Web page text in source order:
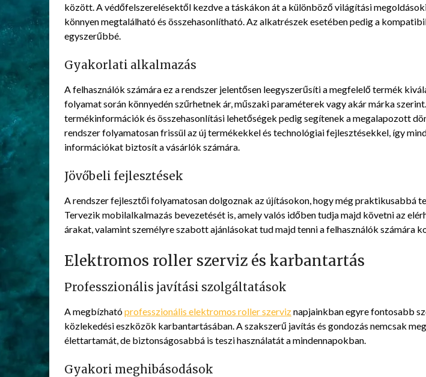
között. A védőfelszerelésektől kezdve a táskákon át a különböző világítási
könnyen megtalálható és összehasonlítható. Az alkatrészek esetében pedig a
egyszerűbbé.
Gyakorlati alkalmazás
A felhasználók számára ez a rendszer jelentősen leegyszerűsíti a megfelelő termék
folyamat során könnyedén szűrhetnek ár, műszaki paraméterek vagy akár márka
termékinformációk és összehasonlítási lehetőségek pedig segítenek a megalapozott
rendszer folyamatosan frissül az új termékekkel és technológiai fejlesztésekkel, így
információkat biztosít a vásárlók számára.
Jövőbeli fejlesztések
A rendszer fejlesztői folyamatosan dolgoznak az újításokon, hogy még praktikusabbá
Tervezik mobilalkalmazás bevezetését is, amely valós időben tudja majd követni az
árakat, valamint személyre szabott ajánlásokat tud majd tenni a felhasználók számára
Elektromos roller szerviz és karbantartás
Professzionális javítási szolgáltatások
A megbízhatóprofesszionális elektromos roller szerviznapjainkban egyre fontosabb
közlekedési eszközök karbantartásában. A szakszerű javítás és gondozás nemcsak
élettartamát, de biztonságosabbá is teszi használatát a mindennapokban.
Gyakori meghibásodások